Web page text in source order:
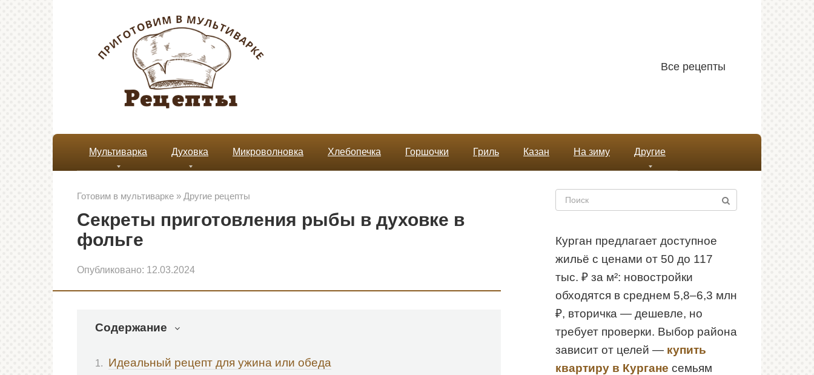
Все рецепты
Мультиварка Духовка Микроволновка Хлебопечка Горшочки Гриль Казан На зиму Другие
Готовим в мультиварке » Другие рецепты
Секреты приготовления рыбы в духовке в
фольге
Опубликовано: 12.03.2024
Содержание
Идеальный рецепт для ужина или обеда
Поиск:
Курган предлагает доступное
жильё с ценами от 50 до 117
тыс. ₽ за м²: новостройки
обходятся в среднем 5,8–6,3 млн
₽, вторичка — дешевле, но
требует проверки. Выбор района
зависит от целей — купить
квартиру в Кургане семьям